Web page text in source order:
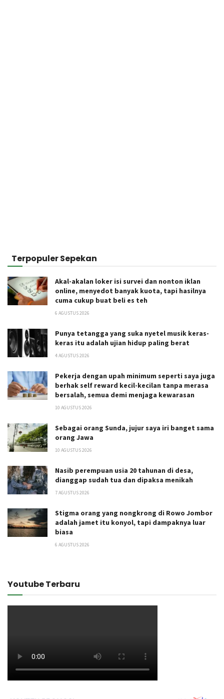
Terpopuler Sepekan
Akal-akalan loker isi survei dan nonton iklan
online, menyedot banyak kuota, tapi hasilnya
cuma cukup buat beli es teh
6 AGUSTUS 2026
Punya tetangga yang suka nyetel musik keras-
keras itu adalah ujian hidup paling berat
4 AGUSTUS 2026
Pekerja dengan upah minimum seperti saya juga
berhak self reward kecil-kecilan tanpa merasa
bersalah, semua demi menjaga kewarasan
10 AGUSTUS 2026
Sebagai orang Sunda, jujur saya iri banget sama
orang Jawa
10 AGUSTUS 2026
Nasib perempuan usia 20 tahunan di desa,
dianggap sudah tua dan dipaksa menikah
7 AGUSTUS 2026
Stigma orang yang nongkrong di Rowo Jombor
adalah jamet itu konyol, tapi dampaknya luar
biasa
6 AGUSTUS 2026
Youtube Terbaru